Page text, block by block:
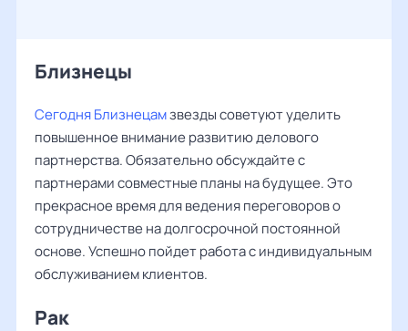
Близнецы
Сегодня Близнецамзвезды советуют уделить
повышенное внимание развитию делового
партнерства. Обязательно обсуждайте с
партнерами совместные планы на будущее. Это
прекрасное время для ведения переговоров о
сотрудничестве на долгосрочной постоянной
основе. Успешно пойдет работа с индивидуальным
обслуживанием клиентов.
Рак ‌‌